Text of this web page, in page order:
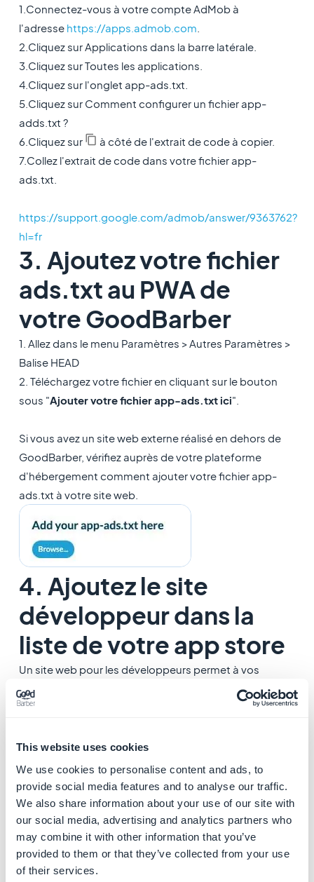
This website uses cookies
We use cookies to personalise content and ads, to
provide social media features and to analyse our traffic.
We also share information about your use of our site with
our social media, advertising and analytics partners who
may combine it with other information that you’ve
provided to them or that they’ve collected from your use
of their services.
1.Connectez-vous à votre compte AdMob à
l'adresse https://apps.admob.com
2.Cliquez sur Applications dans la barre latérale.
3.Cliquez sur Toutes les applications.
4.Cliquez sur l'onglet app-ads.txt.
5.Cliquez sur Comment configurer un fichier app-
adds.txt ?
6.Cliquez sur
à côté de l'extrait de code à copier.
7.Collez l'extrait de code dans votre fichier app-
ads.txt.
https://support.google.com/admob/answer/9363762?
hl=fr
3. Ajoutez votre fichier
ads.txt au PWA de
votre GoodBarber
1. Allez dans le menu Paramètres > Autres Paramètres >
Balise HEAD
2. Téléchargez votre fichier en cliquant sur le bouton
sous "Ajouter votre fichier app-ads.txt ici".
Si vous avez un site web externe réalisé en dehors de
GoodBarber, vérifiez auprès de votre plateforme
d'hébergement comment ajouter votre fichier app-
ads.txt à votre site web.
4. Ajoutez le site
développeur dans la
liste de votre app store
Un site web pour les développeurs permet à vos
utilisateurs d'en savoir plus sur vos applications et
autres contenus. C'est aussi la façon dont la norme
application. Votre site web de développement doit
être lié à votre store listing dans Google Play ou l'App
Store pour que AdMob et d'autres plateformes
publicitaires puissent établir la propriété de votre
application.
Pour ajouter votre site web développeur dans votre
app store :